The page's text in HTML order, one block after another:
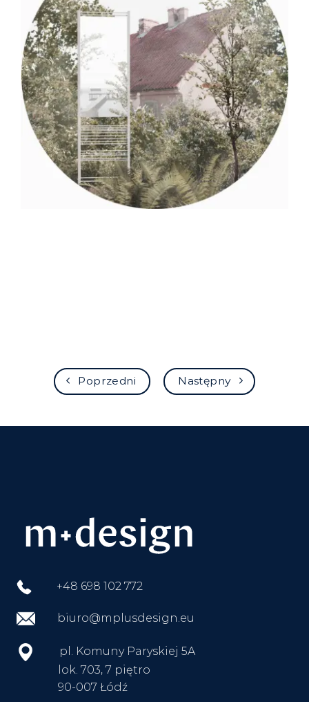
Poprzedni Następny
+48 698 102 772
biuro@mplusdesign.eu
pl. Komuny Paryskiej 5A
lok. 703, 7 piętro
90-007 Łódź